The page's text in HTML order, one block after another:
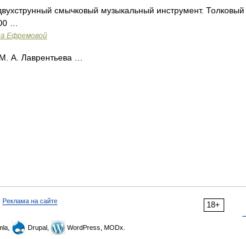
смычковый музыкальный инструмент. Толковый
…
Ефремовой
А. Лаврентьева …
18+
Реклама на сайте
Drupal, WordPress, MODx.